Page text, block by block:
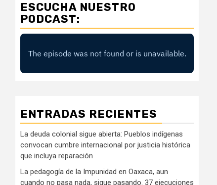
ESCUCHA NUESTRO
PODCAST:
ENTRADAS RECIENTES
La deuda colonial sigue abierta: Pueblos indígenas
convocan cumbre internacional por justicia histórica
que incluya reparación
La pedagogía de la Impunidad en Oaxaca, aun
cuando no pasa nada, sigue pasando. 37 ejecuciones